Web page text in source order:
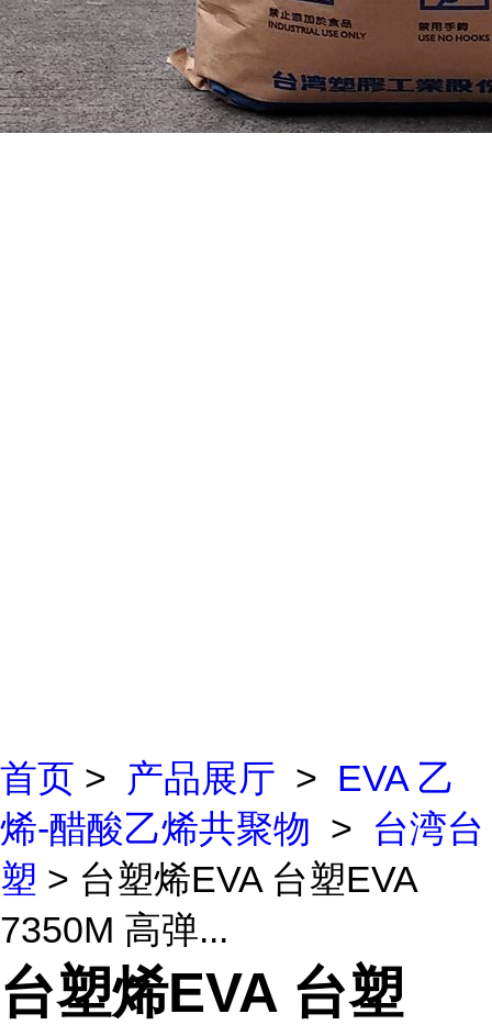
首页 > 产品展厅 > EVA 乙
烯-醋酸乙烯共聚物 > 台湾台
塑 > 台塑烯EVA 台塑EVA
7350M 高弹...
台塑烯EVA 台塑